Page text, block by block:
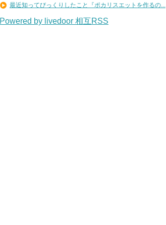
最近知ってびっくりしたこと『ポカリスエットを作るの...
Powered by livedoor 相互RSS